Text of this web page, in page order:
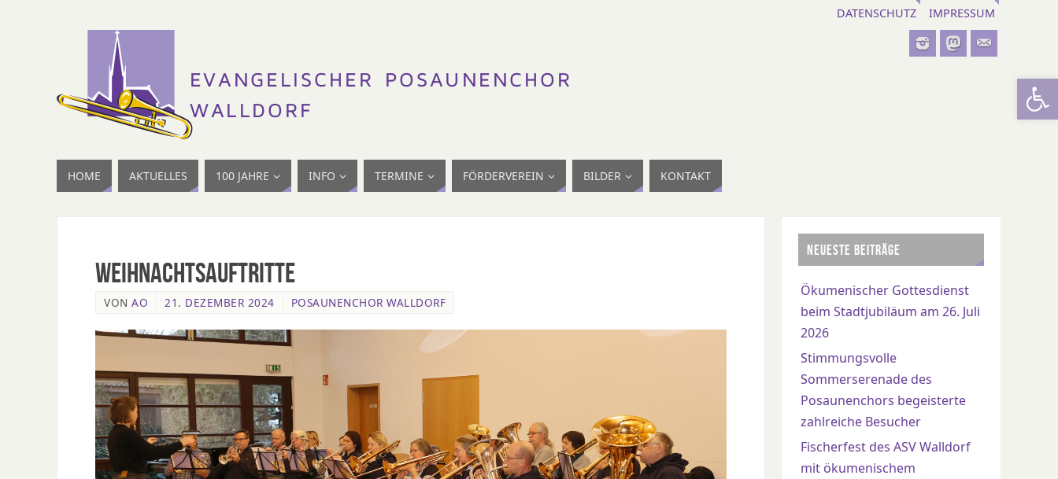
DATENSCHUTZ IMPRESSUM
HOME AKTUELLES 100 JAHRE INFO TERMINE FÖRDERVEREIN BILDER KONTAKT
Weihnachtsauftritte
VON AO 21. DEZEMBER 2024 POSAUNENCHOR WALLDORF
NEUESTE BEITRÄGE
Ökumenischer Gottesdienst
beim Stadtjubiläum am 26. Juli
2026
Stimmungsvolle
Sommerserenade des
Posaunenchors begeisterte
zahlreiche Besucher
Fischerfest des ASV Walldorf
mit ökumenischem